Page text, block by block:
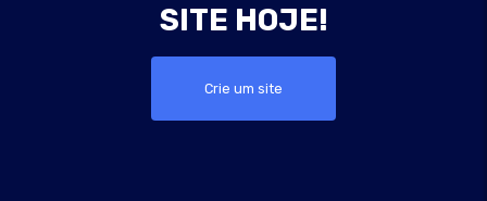
SITE HOJE!
Crie um site